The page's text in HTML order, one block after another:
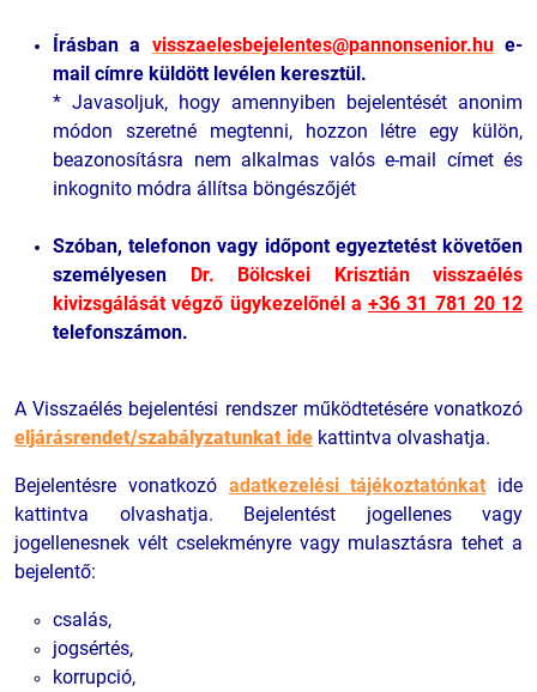
Írásban a visszaelesbejelentes@pannonsenior.hue-
mail címre küldött levélen keresztül.
* Javasoljuk, hogy amennyiben bejelentését anonim
módon szeretné megtenni, hozzon létre egy külön,
beazonosításra nem alkalmas valós e-mail címet és
inkognito módra állítsa böngészőjét
Szóban, telefonon vagy időpont egyeztetést követően
személyesen Dr. Bölcskei Krisztián visszaélés
kivizsgálását végző ügykezelőnél a +36 31 781 20 12
telefonszámon.
A Visszaélés bejelentési rendszer működtetésére vonatkozó
eljárásrendet/szabályzatunkat ide kattintva olvashatja.
Bejelentésre vonatkozó adatkezelési tájékoztatónkat ide
kattintva olvashatja. Bejelentést jogellenes vagy
jogellenesnek vélt cselekményre vagy mulasztásra tehet a
bejelentő:
csalás,
jogsértés,
korrupció,